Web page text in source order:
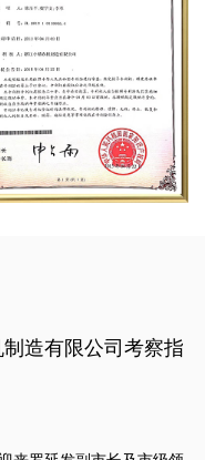
2018中国国际农机
江小精农机制造有限公